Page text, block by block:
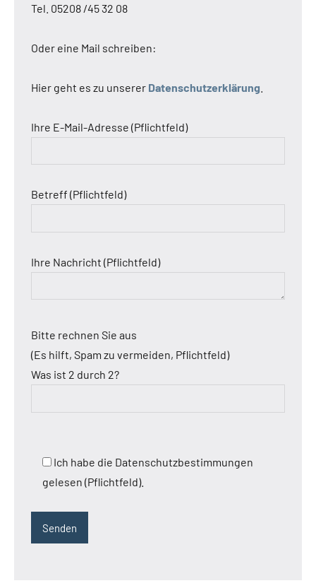
Tel. 05208 /45 32 08
Oder eine Mail schreiben:
Hier geht es zu unserer Datenschutzerklärung
Ihre E-Mail-Adresse (Pflichtfeld)
Betreff (Pflichtfeld)
Ihre Nachricht (Pflichtfeld)
Bitte rechnen Sie aus
(Es hilft, Spam zu vermeiden, Pflichtfeld)
Was ist 2 durch 2?
Ich habe die Datenschutzbestimmungen
gelesen (Pflichtfeld).